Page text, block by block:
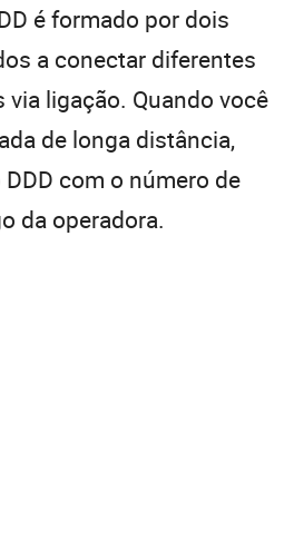
é formado por dois
a conectar diferentes
via ligação. Quando você
de longa distância,
com o número de
da operadora.